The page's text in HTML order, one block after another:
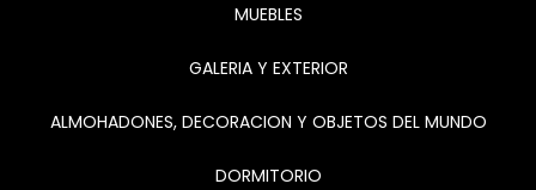
MUEBLES
GALERIA Y EXTERIOR
ALMOHADONES, DECORACION Y OBJETOS DEL MUNDO
DORMITORIO